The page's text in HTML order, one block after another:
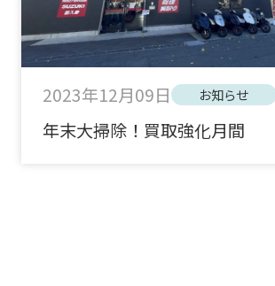
2023年12月09日 お知らせ
年末大掃除！買取強化月間